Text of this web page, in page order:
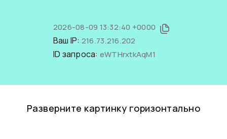
2026-08-09 13:32:40 +0000
Ваш IP: 216.73.216.202
ID запроса: eWTHrxtkAqM1
Разверните картинку горизонтально